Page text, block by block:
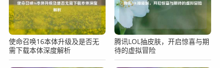
使命召唤16本体升级及是否无
需下载本体深度解析
腾讯LOL抽皮肤，开启惊喜与期
待的虚拟冒险